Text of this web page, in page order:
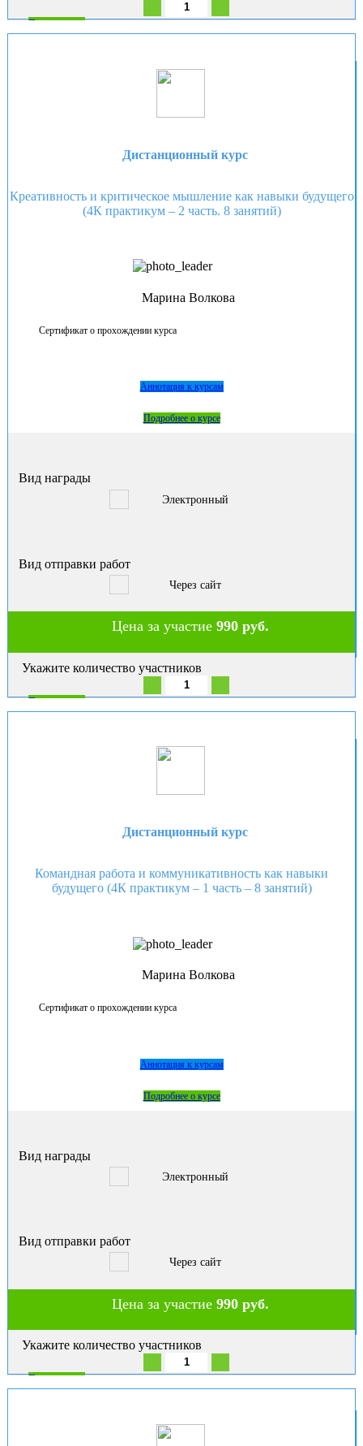
В корзину
Дистанционный курс
Креативность и критическое мышление как навыки будущего
(4К практикум – 2 часть. 8 занятий)
Марина Волкова
Сертификат о прохождении курса
Аннотация к курсам
Подробнее о курсе
Вид награды
Электронный
Вид отправки работ
Через сайт
Цена за участие990 руб.
Укажите количество участников
В корзину
Дистанционный курс
Командная работа и коммуникативность как навыки
будущего (4К практикум – 1 часть – 8 занятий)
Марина Волкова
Сертификат о прохождении курса
Аннотация к курсам
Подробнее о курсе
Вид награды
Электронный
Вид отправки работ
Через сайт
Цена за участие990 руб.
Укажите количество участников
В корзину